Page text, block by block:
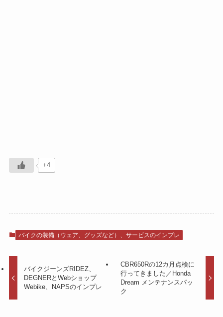
+4
バイクの装備（ウェア、グッズなど）、サービスのインプレ
バイクジーンズRIDEZ、
DEGNERとWebショップ
Webike、NAPSのインプレ
CBR650Rの12カ月点検に
行ってきました／Honda
Dream メンテナンスパッ
ク